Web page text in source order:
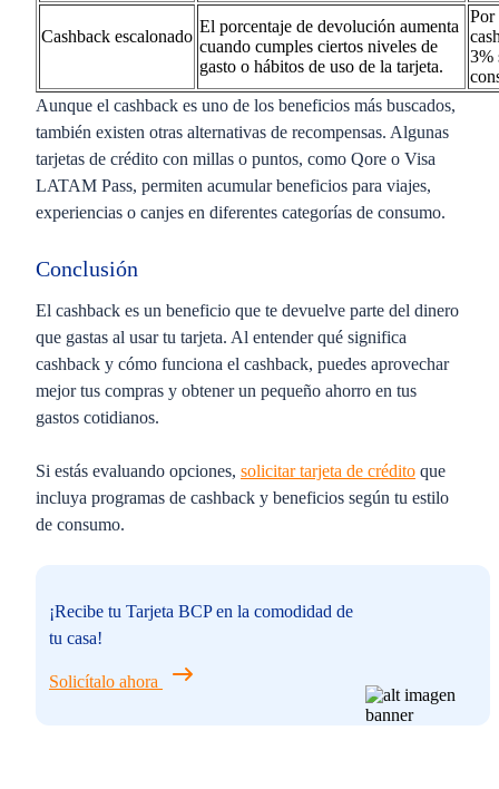
Cashback escalonado
El porcentaje de devolución aumenta
cuando cumples ciertos niveles de
gasto o hábitos de uso de la tarjeta.
Por
3%
Aunque el cashback es uno de los beneficios más buscados,
también existen otras alternativas de recompensas. Algunas
tarjetas de crédito con millas o puntos, como Qore o Visa
LATAM Pass, permiten acumular beneficios para viajes,
experiencias o canjes en diferentes categorías de consumo.
Conclusión
El cashback es un beneficio que te devuelve parte del dinero
que gastas al usar tu tarjeta. Al entender qué significa
cashback y cómo funciona el cashback, puedes aprovechar
mejor tus compras y obtener un pequeño ahorro en tus
gastos cotidianos.
Si estás evaluando opciones, solicitar tarjeta de crédito que
incluya programas de cashback y beneficios según tu estilo
de consumo.
¡Recibe tu Tarjeta BCP en la comodidad de
tu casa!
Solicítalo ahora